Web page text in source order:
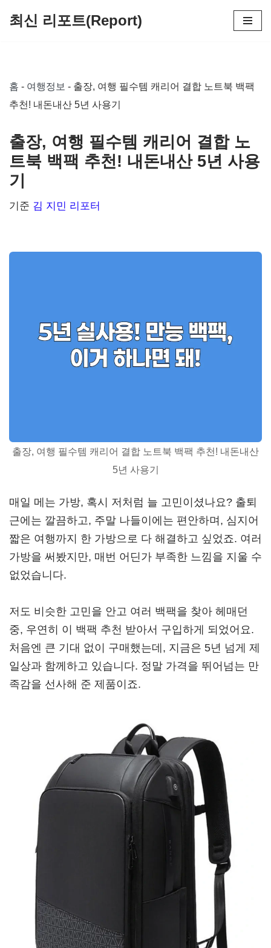
로
건
뛰
기
최신 리포트(Report)
홈 - 여행정보 - 출장, 여행 필수템 캐리어 결합 노트북 백팩
추천! 내돈내산 5년 사용기
출장, 여행 필수템 캐리어 결합 노
트북 백팩 추천! 내돈내산 5년 사용
기
기준 김 지민 리포터
출장, 여행 필수템 캐리어 결합 노트북 백팩 추천! 내돈내산
5년 사용기
매일 메는 가방, 혹시 저처럼 늘 고민이셨나요? 출퇴
근에는 깔끔하고, 주말 나들이에는 편안하며, 심지어
짧은 여행까지 한 가방으로 다 해결하고 싶었죠. 여러
가방을 써봤지만, 매번 어딘가 부족한 느낌을 지울 수
없었습니다.
저도 비슷한 고민을 안고 여러 백팩을 찾아 헤매던
중, 우연히 이 백팩 추천 받아서 구입하게 되었어요.
처음엔 큰 기대 없이 구매했는데, 지금은 5년 넘게 제
일상과 함께하고 있습니다. 정말 가격을 뛰어넘는 만
족감을 선사해 준 제품이죠.